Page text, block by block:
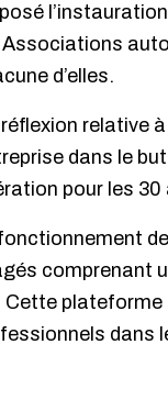
Associations
d’elles.
relative
dans le
pour les
comprenant
dans